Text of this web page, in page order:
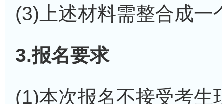
(3)上述材料需整合成
3.报名要求
(1)本次报名不接受考